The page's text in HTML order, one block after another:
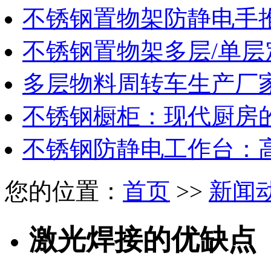
不锈钢置物架防静电手
不锈钢置物架多层/单
多层物料周转车生产厂
不锈钢橱柜：现代厨房
不锈钢防静电工作台：
您的位置： 首页 >> 新闻
激光焊接的优缺点